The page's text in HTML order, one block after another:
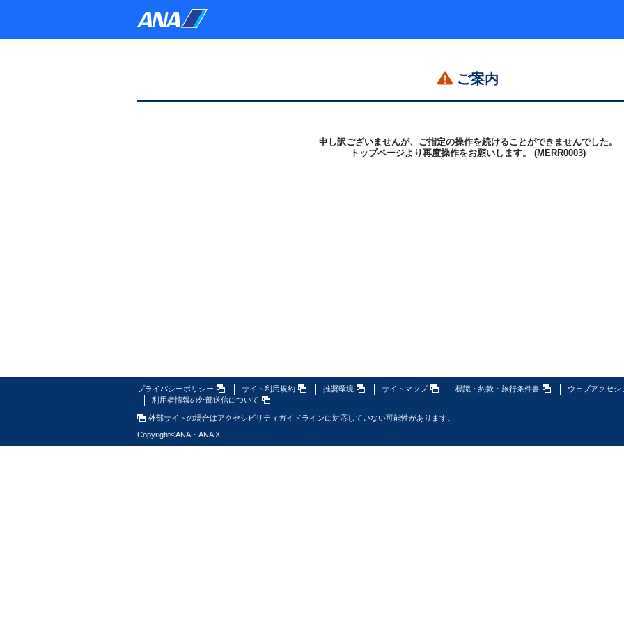
ご案内
申し訳ございませんが、ご指定の操作を続けることができませんでした。
トップページより再度操作をお願いします。 (MERR0003)
プライバシーポリシー サイト利用規約 推奨環境 サイトマップ 標識・約款・旅行条件書
ウェブアクセシ
利用者情報の外部送信について
外部サイトの場合はアクセシビリティガイドラインに対応していない可能性があります。
Copyright©ANA・ANA X